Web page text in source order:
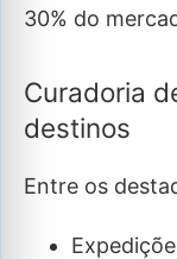
30% do
Curadoria
destinos
Entre os